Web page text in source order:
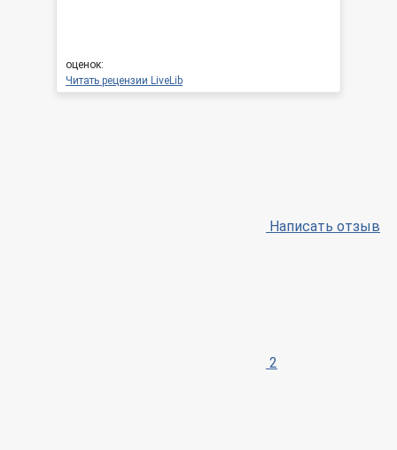
оценок:
Читать рецензии LiveLib
Написать отзыв
2